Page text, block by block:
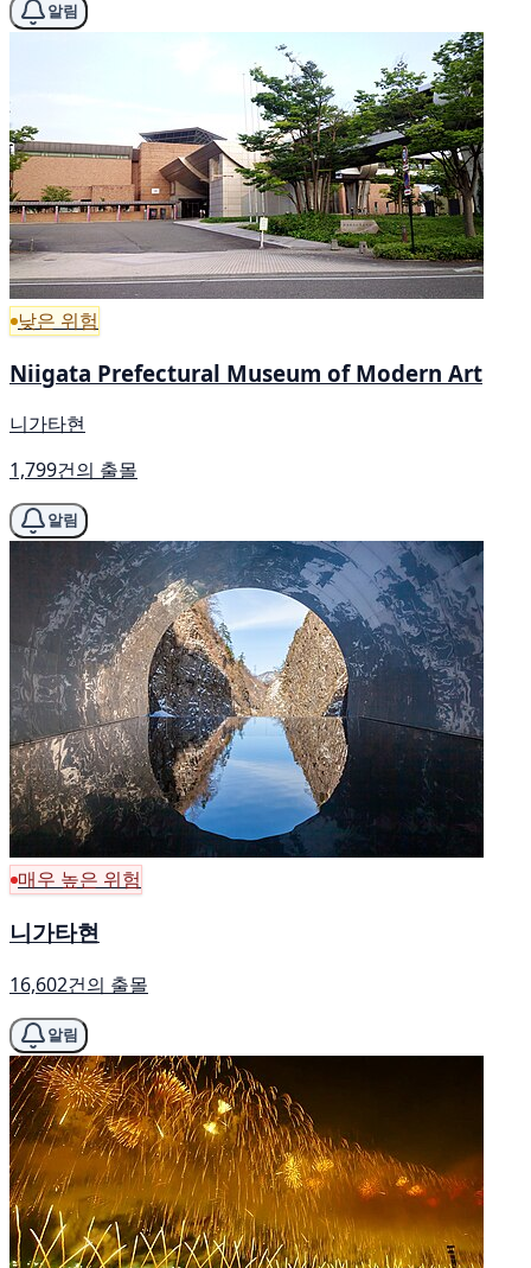
알림
낮은 위험
Niigata Prefectural Museum of Modern Art
니가타현
1,799건의 출몰
알림
매우 높은 위험
니가타현
16,602건의 출몰
알림